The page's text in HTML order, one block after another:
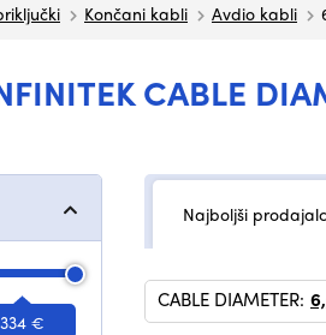
Končani kabli Avdio kabli
CABLE
334 €
Najboljši
CABLE DIAMETER: